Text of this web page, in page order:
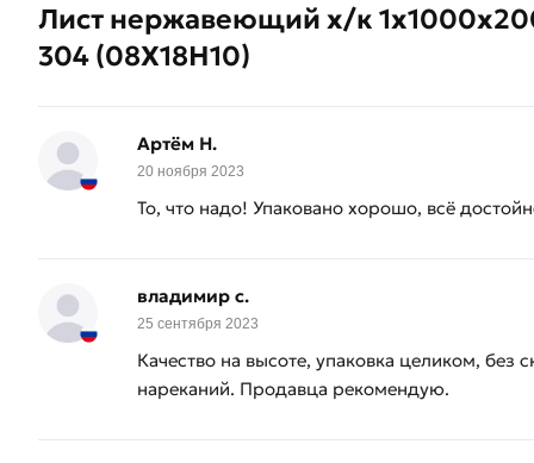
Лист нержавеющий х/к
304 (08Х18Н10)
Артём Н.
20 ноября 2023
То, что надо! Упаковано хорошо, всё
владимир с.
25 сентября 2023
Качество на высоте, упаковка целиком, без
нареканий. Продавца рекомендую.